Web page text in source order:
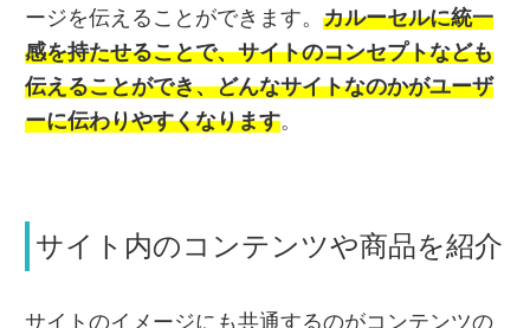
ージを伝えることができます。 カルーセルに統一
感を持たせることで、サイトのコンセプトなども
伝えることができ、どんなサイトなのかがユーザ
ーに伝わりやすくなります。
サイト内のコンテンツや商品を紹介
サイトのイメージにも共通するのがコンテンツの